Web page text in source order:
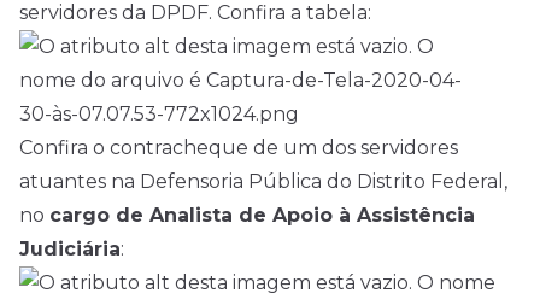
servidores da DPDF. Confira a tabela:
Confira o contracheque de um dos servidores
atuantes na Defensoria Pública do Distrito Federal,
no cargo de Analista de Apoio à Assistência
Judiciária: